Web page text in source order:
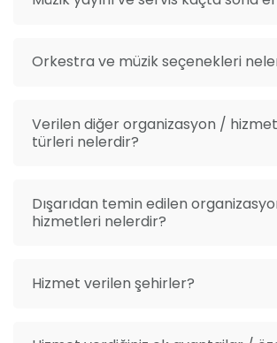
Orkestra ve müzik seçenekleri
Verilen diğer organizasyon /
türleri nelerdir?
Dışarıdan temin edilen
hizmetleri nelerdir?
Hizmet verilen şehirler?